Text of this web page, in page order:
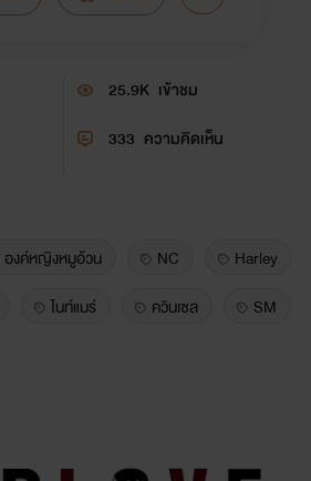
25.9K เข้าชม
333 ความคิดเห็น
องค์หญิงหมูอ้วน NC
Harley
ไนท์แมร์ ควินเซล
SM